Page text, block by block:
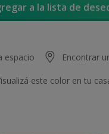
a la lista de
espacio Encontrar
este color en tu